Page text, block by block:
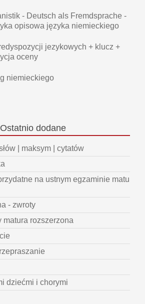
- Deutsch als Fremdsprache -
opisowa języka niemieckiego
jezykowych + klucz +
oceny
niemieckiego
Ostatnio dodane
| maksym | cytatów
na ustnym egzaminie matu
- zwroty
matura rozszerzona
dziećmi i chorymi